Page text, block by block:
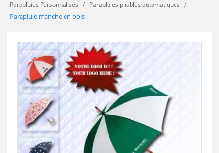
Parapluies Personnalisés Parapluies pliables automatiques
Parapluie manche en bois